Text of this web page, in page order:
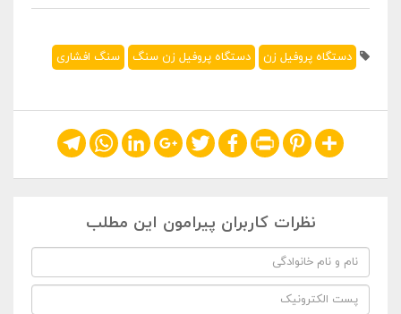
دستگاه پروفیل زن دستگاه پروفیل زن سنگ سنگ افشاری
Share
Pinterest
Print
Facebook
Twitter
Google+
LinkedIn
WhatsApp
Telegram
نظرات کاربران پیرامون این مطلب